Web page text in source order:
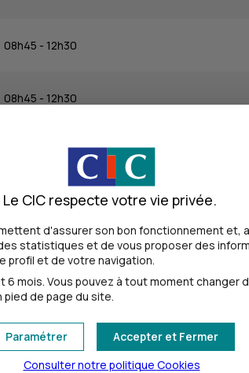
08h45 - 12h30
08h45 - 12h30
08h45 - 12h30
08h30 - 12h30
Fermé
Le CIC respecte votre vie privée.
d'assurer son bon fonctionnement et,
statistiques et de vous proposer des
profil et de votre navigation.
mois. Vous pouvez à tout moment changer
de page du site.
Accepter et Fermer
Paramétrer
Consulter notre politique Cookies